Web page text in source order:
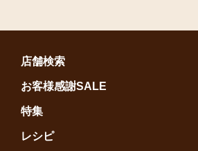
店舗検索
お客様感謝SALE
特集
レシピ